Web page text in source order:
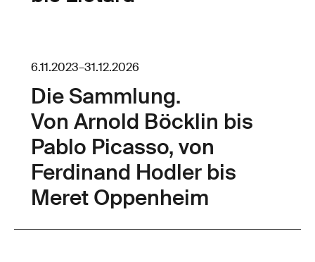
6.11.2023–31.12.2026
Die Sammlung.
Von Arnold Böcklin bis
Pablo Picasso, von
Ferdinand Hodler bis
Meret Oppenheim